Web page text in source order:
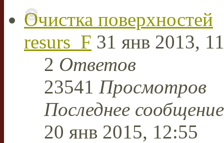
Очистка поверхностей
resurs_F 31 янв 2013,
2 Ответов
23541 Просмотров
Последнее
20 янв 2015, 12:55